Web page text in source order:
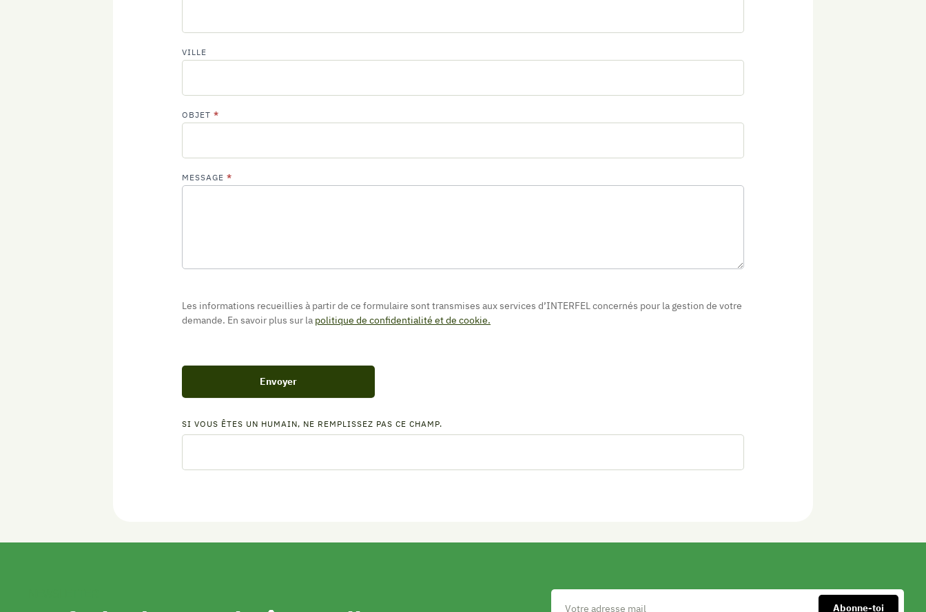
VILLE
OBJET *
MESSAGE *
Les informations recueillies à partir de ce formulaire sont transmises aux services d’INTERFEL concernés pour la gestion de votre
demande. En savoir plus sur la politique de confidentialité et de cookie.
Envoyer
SI VOUS ÊTES UN HUMAIN, NE REMPLISSEZ PAS CE CHAMP.